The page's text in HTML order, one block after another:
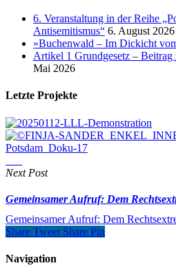
6. Veranstaltung in der Reihe
Antisemitismus“ 6. August 2026
»Buchenwald – Im Dickicht
Artikel 1 Grundgesetz – Beitrag
Mai 2026
Letzte Projekte
Next Post
Gemeinsamer Aufruf: Dem
Gemeinsamer Aufruf: Dem
Share Tweet Share Pin
Navigation